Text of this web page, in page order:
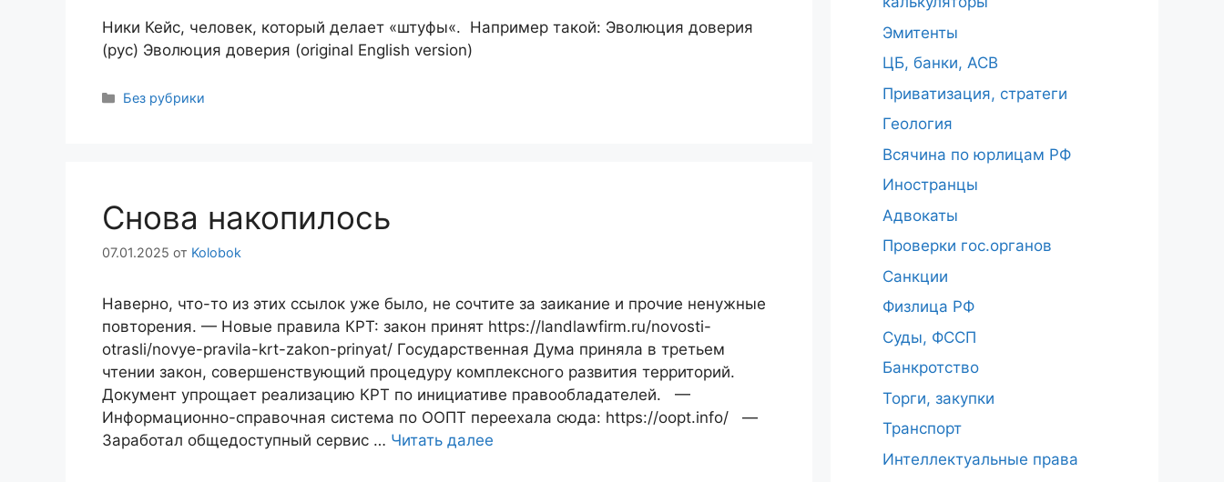
Ники Кейс, человек, который делает «штуфы«. Например такой: Эволюция доверия
(рус) Эволюция доверия (original English version)
Рубрики
Без рубрики
Снова накопилось
07.01.2025 от Kolobok
Наверно, что-то из этих ссылок уже было, не сочтите за заикание и прочие ненужные
повторения. — Новые правила КРТ: закон принят https://landlawfirm.ru/novosti-
otrasli/novye-pravila-krt-zakon-prinyat/ Государственная Дума приняла в третьем
чтении закон, совершенствующий процедуру комплексного развития территорий.
Документ упрощает реализацию КРТ по инициативе правообладателей. —
Информационно-справочная система по ООПТ переехала сюда: https://oopt.info/ —
Заработал общедоступный сервис … Читать далее
Эмитенты
ЦБ, банки, АСВ
Приватизация, стратеги
Геология
Всячина по юрлицам РФ
Иностранцы
Адвокаты
Проверки гос.органов
Санкции
Физлица РФ
Суды, ФССП
Банкротство
Торги, закупки
Транспорт
Интеллектуальные права